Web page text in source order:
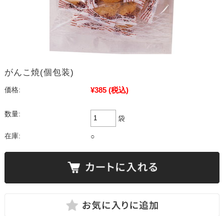
がんこ焼(個包装)
価格: ¥385 (税込)
数量:
袋
在庫: ○